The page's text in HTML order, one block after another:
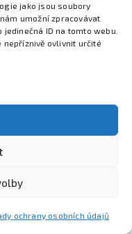
jako jsou soubory
umožní zpracovávat
ID na tomto webu.
nepříznivě ovlivnit určité
ochrany osobních údajů